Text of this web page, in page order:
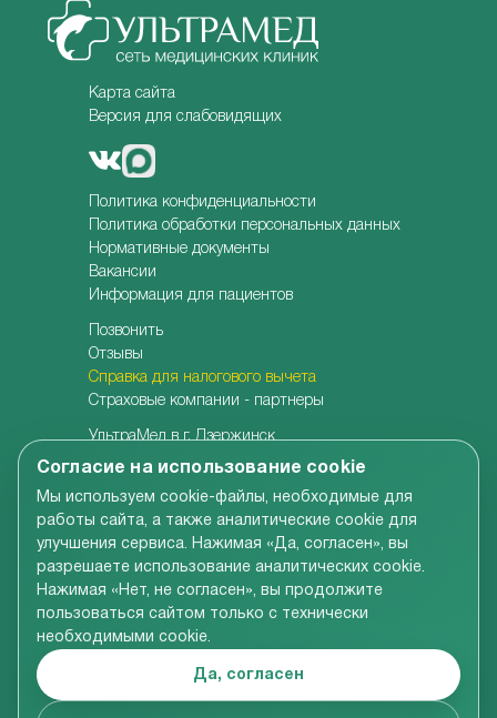
Согласие на использование cookie
Мы используем cookie-файлы, необходимые для
работы сайта, а также аналитические cookie для
улучшения сервиса. Нажимая «Да, согласен», вы
разрешаете использование аналитических cookie.
Нажимая «Нет, не согласен», вы продолжите
пользоваться сайтом только с технически
необходимыми cookie.
Да, согласен
Карта сайта
Версия для слабовидящих
Политика конфиденциальности
Политика обработки персональных данных
Нормативные документы
Вакансии
Информация для пациентов
Позвонить
Отзывы
Справка для налогового вычета
Страховые компании - партнеры
УльтраМед в г. Дзержинск
УльтраМед в г. Кстово
Центр медицины плода
Центр врачебной косметологии
Семейная стоматология
Детская адаптивная стоматология
Вся информация, размещенная на сайте компании,
ознакомительный характер и не является
публичной офертой в соответствии со ст.437 ГК РФ